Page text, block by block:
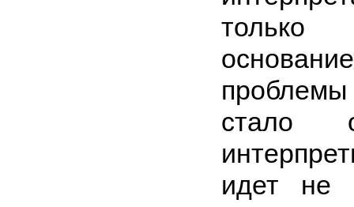
только
проблемы
стало
идет не